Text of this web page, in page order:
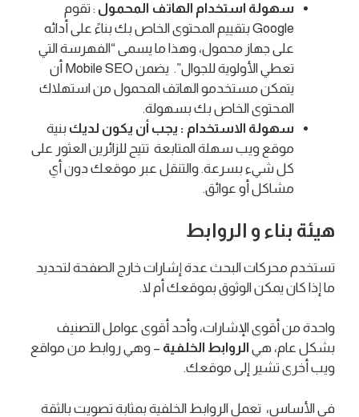
سهولة استخدام الهاتف المحمول : تقوم
Google بتقييم المحتوى الخاص بك بناءً على أدائه
على جهاز محمول، وهذا ما يسمى “الفهرسة التي
تعطي الأولوية للجوال”. يضمن Mobile SEO أن
يتمكن مستخدمو الهاتف المحمول من استهلاك
المحتوى الخاص بك بسهولة.
سهولة الاستخدام : يجب أن يكون لديك بنية
موقع ويب سهلة المتابعة تتيح للزائرين العثور على
كل شيء بسرعة. والتنقل عبر موقعك دون أي
مشاكل أو عوائق.
هيئة بناء و الروابط
تستخدم محركات البحث عدة إشارات خارج الصفحة لتحديد
ما إذا كان يمكن الوثوق بموقعك أم لا.
واحدة من أقوى الإشارات، وأحد أقوى عوامل التصنيف
بشكل عام، هي الروابط الخلفية – وهي روابط من مواقع
ويب أخرى تشير إلى موقعك.
في الأساس، تعمل الروابط الخلفية بمثابة تصويت بالثقة